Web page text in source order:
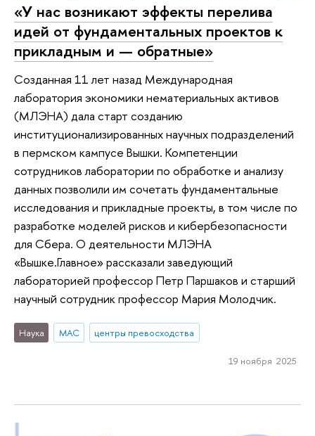
«У нас возникают эффекты перелива
идей от фундаментальных проектов к
прикладным и — обратные»
Созданная 11 лет назад Международная
лаборатория экономики нематериальных активов
(МЛЭНА) дала старт созданию
институционализированных научных подразделений
в пермском кампусе Вышки. Компетенции
сотрудников лаборатории по обработке и анализу
данных позволили им сочетать фундаментальные
исследования и прикладные проекты, в том числе по
разработке моделей рисков и кибербезопасности
для Сбера. О деятельности МЛЭНА
«Вышке.Главное» рассказали заведующий
лабораторией профессор Петр Паршаков и старший
научный сотрудник профессор Мария Молодчик.
Наука МАС центры превосходства
19 ноября 2025